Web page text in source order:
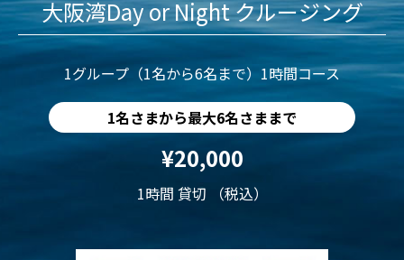
大阪湾Day or Night クルージング
1グループ（1名から6名まで）1時間コース
1名さまから最大6名さままで
¥20,000
1時間 貸切 （税込）